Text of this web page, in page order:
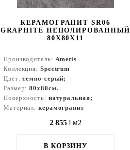
КЕРАМОГРАНИТ SR06
GRAPHITE НЕПОЛИРОВАННЫЙ
80X80Х11
Производитель: Ametis
Коллекция: Spectrum
Цвет:темно-серый;
Размер:80x80см.
Поверхность: натуральная;
Материал: керамогранит
2 855 i м2
В КОРЗИНУ